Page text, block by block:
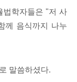
법학자들은 "저 사
께 음식까지 나누
말씀하셨다.